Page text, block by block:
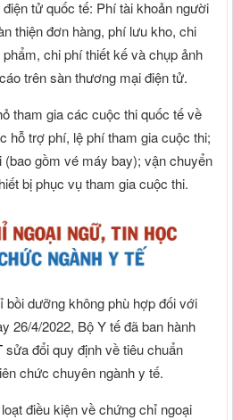
tử quốc tế: Phí tài khoản người
thiện đơn hàng, phí lưu kho, chi
chi phí thiết kế và chụp ảnh
trên sàn thương mại điện tử.
tham gia các cuộc thi quốc tế về
hỗ trợ phí, lệ phí tham gia cuộc thi;
gồm vé máy bay); vận chuyển
bị phục vụ tham gia cuộc thi.
dưỡng không phù hợp đối với
26/4/2022, Bộ Y tế đã ban hành
sửa đổi quy định về tiêu chuẩn
chức chuyên ngành y tế.
điều kiện về chứng chỉ ngoại